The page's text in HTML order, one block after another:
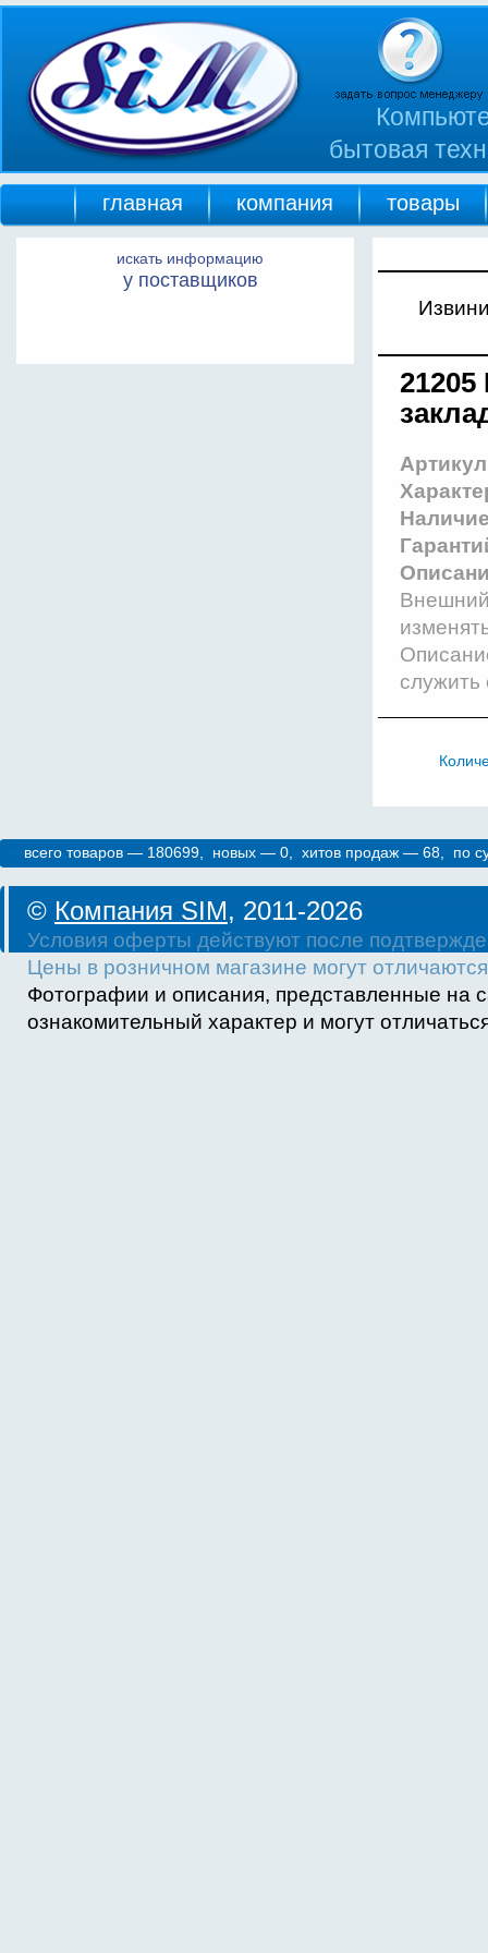
бытовая
главная компания товары
искать информацию
у поставщиков
Артикул
Внешний
всего товаров — 180699, новых — 0, хитов продаж — 68, по
© Компания SIM, 2011-2026
Условия оферты действуют после
Цены в розничном магазине могут
Фотографии и описания, представленные на
ознакомительный характер и могут